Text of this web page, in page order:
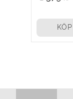
KÖP